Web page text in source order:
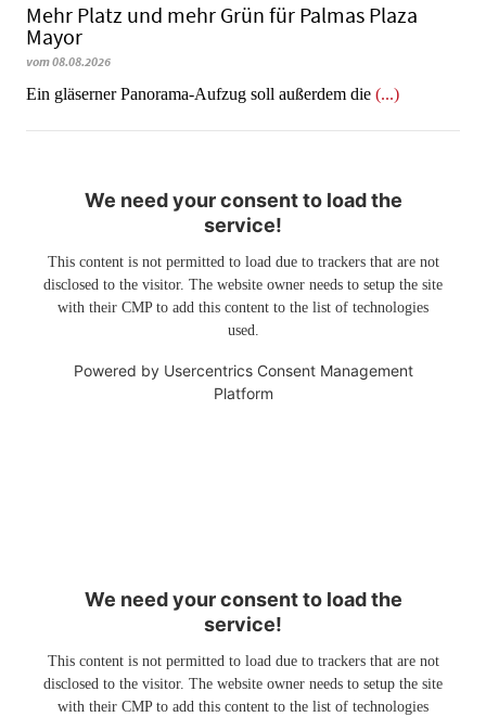
Mehr Platz und mehr Grün für Palmas Plaza
Mayor
vom 08.08.2026
Ein gläserner Panorama-Aufzug soll außerdem die (...)
We need your consent to load the
service!
This content is not permitted to load due to trackers that are not
disclosed to the visitor. The website owner needs to setup the site
with their CMP to add this content to the list of technologies
used.
Powered by Usercentrics Consent Management
Platform
We need your consent to load the
service!
This content is not permitted to load due to trackers that are not
disclosed to the visitor. The website owner needs to setup the site
with their CMP to add this content to the list of technologies